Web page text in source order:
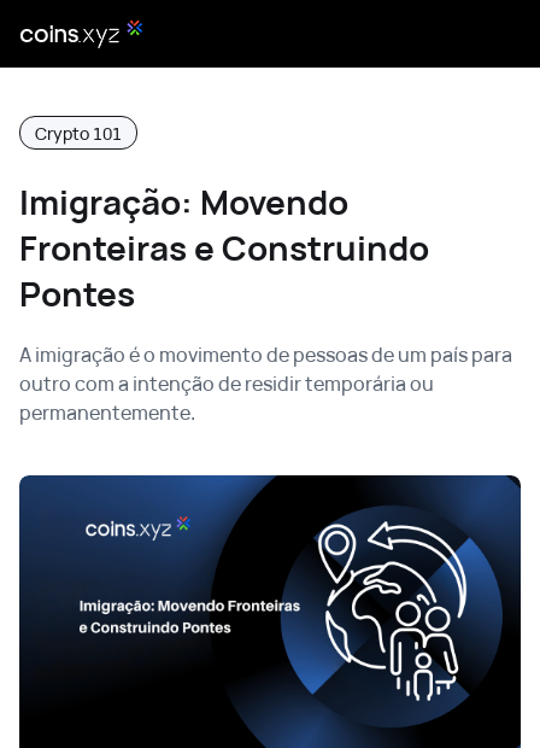
Crypto 101
Imigração: Movendo
Fronteiras e Construindo
Pontes
A imigração é o movimento de pessoas de um país para
outro com a intenção de residir temporária ou
permanentemente.